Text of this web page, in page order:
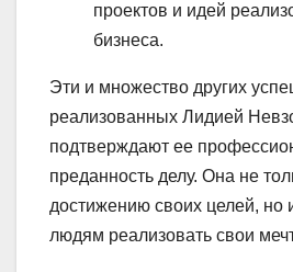
проектов и идей
бизнеса.
Эти и множество других
реализованных Лидией
подтверждают ее
преданность делу. Она не
достижению своих целей, но
людям реализовать свои